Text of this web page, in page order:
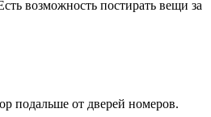
возможность постирать вещи за
подальше от дверей номеров.